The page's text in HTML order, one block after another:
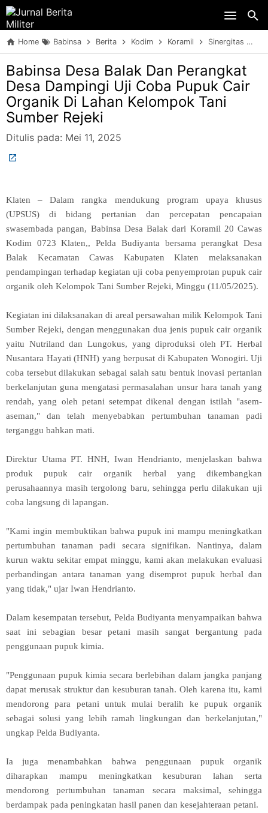
Home Babinsa Berita Kodim Koramil Sinergitas
Babinsa Desa Balak Dan Perangkat
Desa Dampingi Uji Coba Pupuk Cair
Organik Di Lahan Kelompok Tani
Sumber Rejeki
Ditulis pada: Mei 11, 2025
Klaten – Dalam rangka mendukung program upaya khusus
(UPSUS) di bidang pertanian dan percepatan pencapaian
swasembada pangan, Babinsa Desa Balak dari Koramil 20 Cawas
Kodim 0723 Klaten,, Pelda Budiyanta bersama perangkat Desa
Balak Kecamatan Cawas Kabupaten Klaten melaksanakan
pendampingan terhadap kegiatan uji coba penyemprotan pupuk cair
organik oleh Kelompok Tani Sumber Rejeki, Minggu (11/05/2025).
Kegiatan ini dilaksanakan di areal persawahan milik Kelompok Tani
Sumber Rejeki, dengan menggunakan dua jenis pupuk cair organik
yaitu Nutriland dan Lungokus, yang diproduksi oleh PT. Herbal
Nusantara Hayati (HNH) yang berpusat di Kabupaten Wonogiri. Uji
coba tersebut dilakukan sebagai salah satu bentuk inovasi pertanian
berkelanjutan guna mengatasi permasalahan unsur hara tanah yang
rendah, yang oleh petani setempat dikenal dengan istilah "asem-
aseman," dan telah menyebabkan pertumbuhan tanaman padi
terganggu bahkan mati.
Direktur Utama PT. HNH, Iwan Hendrianto, menjelaskan bahwa
produk pupuk cair organik herbal yang dikembangkan
perusahaannya masih tergolong baru, sehingga perlu dilakukan uji
coba langsung di lapangan.
"Kami ingin membuktikan bahwa pupuk ini mampu meningkatkan
pertumbuhan tanaman padi secara signifikan. Nantinya, dalam
kurun waktu sekitar empat minggu, kami akan melakukan evaluasi
perbandingan antara tanaman yang disemprot pupuk herbal dan
yang tidak," ujar Iwan Hendrianto.
Dalam kesempatan tersebut, Pelda Budiyanta menyampaikan bahwa
saat ini sebagian besar petani masih sangat bergantung pada
penggunaan pupuk kimia.
"Penggunaan pupuk kimia secara berlebihan dalam jangka panjang
dapat merusak struktur dan kesuburan tanah. Oleh karena itu, kami
mendorong para petani untuk mulai beralih ke pupuk organik
sebagai solusi yang lebih ramah lingkungan dan berkelanjutan,"
ungkap Pelda Budiyanta.
Ia juga menambahkan bahwa penggunaan pupuk organik
diharapkan mampu meningkatkan kesuburan lahan serta
mendorong pertumbuhan tanaman secara maksimal, sehingga
berdampak pada peningkatan hasil panen dan kesejahteraan petani.